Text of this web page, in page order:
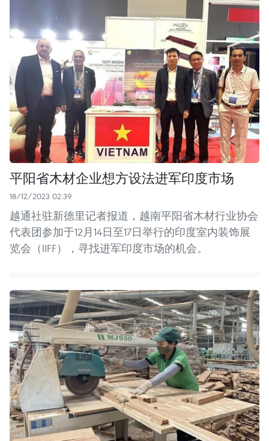
平阳省木材企业想方设法进军印度市场
18/12/2023 02:39
越通社驻新德里记者报道，越南平阳省木材行业协会
代表团参加于12月14日至17日举行的印度室内装饰展
览会（IIFF），寻找进军印度市场的机会。